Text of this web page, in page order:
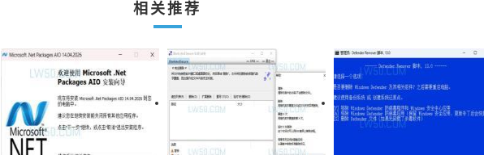
相关推荐